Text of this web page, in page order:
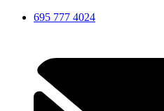
Μετάβαση695 777 4024